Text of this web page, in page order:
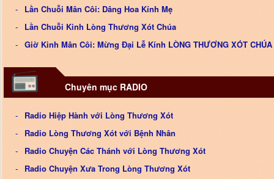
Lần Chuỗi Mân Côi: Dâng Hoa Kính Mẹ
Lần Chuỗi Kinh Lòng Thương Xót Chúa
Giờ Kinh Mân Côi: Mừng Đại Lễ Kính LÒNG THƯƠNG XÓT CHÚA
Chuyên mục RADIO
Radio Hiệp Hành với Lòng Thương Xót
Radio Lòng Thương Xót với Bệnh Nhân
Radio Chuyện Các Thánh với Lòng Thương Xót
Radio Chuyện Xưa Trong Lòng Thương Xót